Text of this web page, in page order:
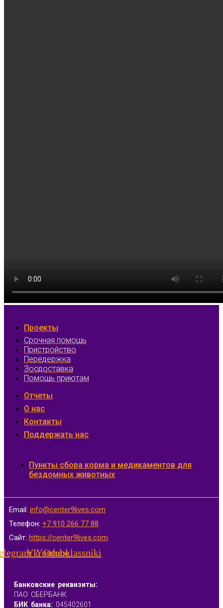
Проекты
Срочная помощь
Пристройство
Передержка
Зоодоставка
Помощь приютам
Отчеты
О нас
Контакты
Поддержать нас
Пункты сбора корма и медикаментов для
бездомных животных
Email: info@center9lives.com
Телефон: +7 910 266 77 88
Сайт: https://center9lives.com
VkYoutube
Odnoklassniki
Банковские реквизиты:
ПАО СБЕРБАНК
БИК банка: 045402601